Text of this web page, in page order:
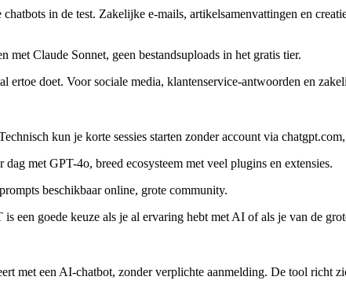
in de test. Zakelijke e-mails, artikelsamenvattingen en
Claude Sonnet, geen bestandsuploads in het gratis tier.
doet. Voor sociale media, klantenservice-antwoorden en
kun je korte sessies starten zonder account via
met GPT-4o, breed ecosysteem met veel plugins en extensies.
beschikbaar online, grote community.
een goede keuze als je al ervaring hebt met AI of als je van de
met een AI-chatbot, zonder verplichte aanmelding. De tool